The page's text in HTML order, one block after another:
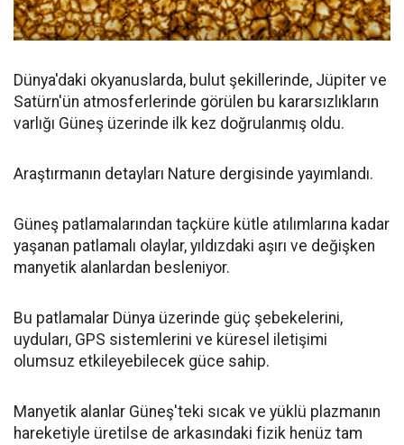
Dünya'daki okyanuslarda, bulut şekillerinde, Jüpiter ve
Satürn'ün atmosferlerinde görülen bu kararsızlıkların
varlığı Güneş üzerinde ilk kez doğrulanmış oldu.
Araştırmanın detayları Nature dergisinde yayımlandı.
Güneş patlamalarından taçküre kütle atılımlarına kadar
yaşanan patlamalı olaylar, yıldızdaki aşırı ve değişken
manyetik alanlardan besleniyor.
Bu patlamalar Dünya üzerinde güç şebekelerini,
uyduları, GPS sistemlerini ve küresel iletişimi
olumsuz etkileyebilecek güce sahip.
Manyetik alanlar Güneş'teki sıcak ve yüklü plazmanın
hareketiyle üretilse de arkasındaki fizik henüz tam